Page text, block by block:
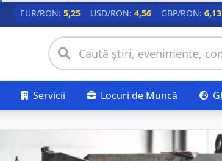
EUR/RON: 5,25 USD/RON: 4,56 GBP/RON: 6,13
Servicii Locuri de Muncă